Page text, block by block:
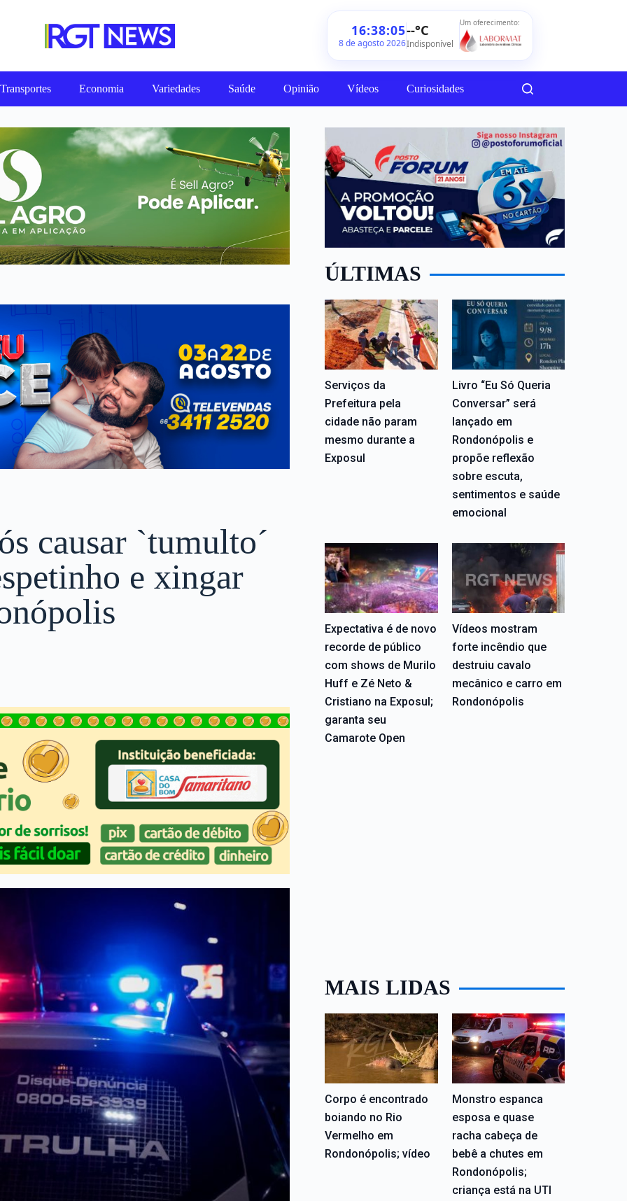
16:38:07
8 de agosto 2026
--°C
Indisponível
Um oferecimento:
Economia Variedades Saúde Opinião Vídeos Curiosidades
causar `tumulto´
e xingar
ÚLTIMAS
Serviços da
Prefeitura pela
cidade não param
mesmo durante a
Exposul
Livro “Eu Só Queria
Conversar” será
lançado em
Rondonópolis e
propõe reflexão
sobre escuta,
sentimentos e saúde
emocional
Expectativa é de novo
recorde de público
com shows de Murilo
Huff e Zé Neto &
Cristiano na Exposul;
garanta seu
Camarote Open
Vídeos mostram
forte incêndio que
destruiu cavalo
mecânico e carro em
Rondonópolis
MAIS LIDAS
Corpo é encontrado
boiando no Rio
Vermelho em
Rondonópolis; vídeo
Monstro espanca
esposa e quase
racha cabeça de
bebê a chutes em
Rondonópolis;
criança está na UTI